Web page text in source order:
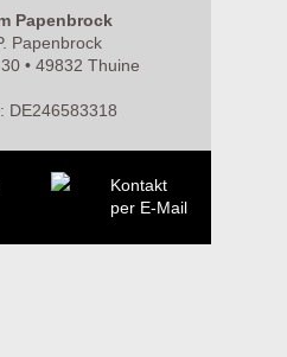
Papenbrock
Papenbrock
• 49832 Thuine
DE246583318
Kontakt
per E-Mail